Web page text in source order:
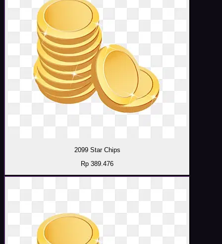
2099 Star Chips
Rp 389.476